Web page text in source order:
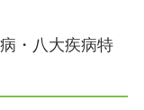
・八大疾病特